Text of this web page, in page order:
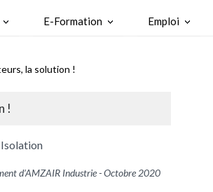
E-Formation Emploi
la solution !
!
d’AMZAIR Industrie - Octobre 2020